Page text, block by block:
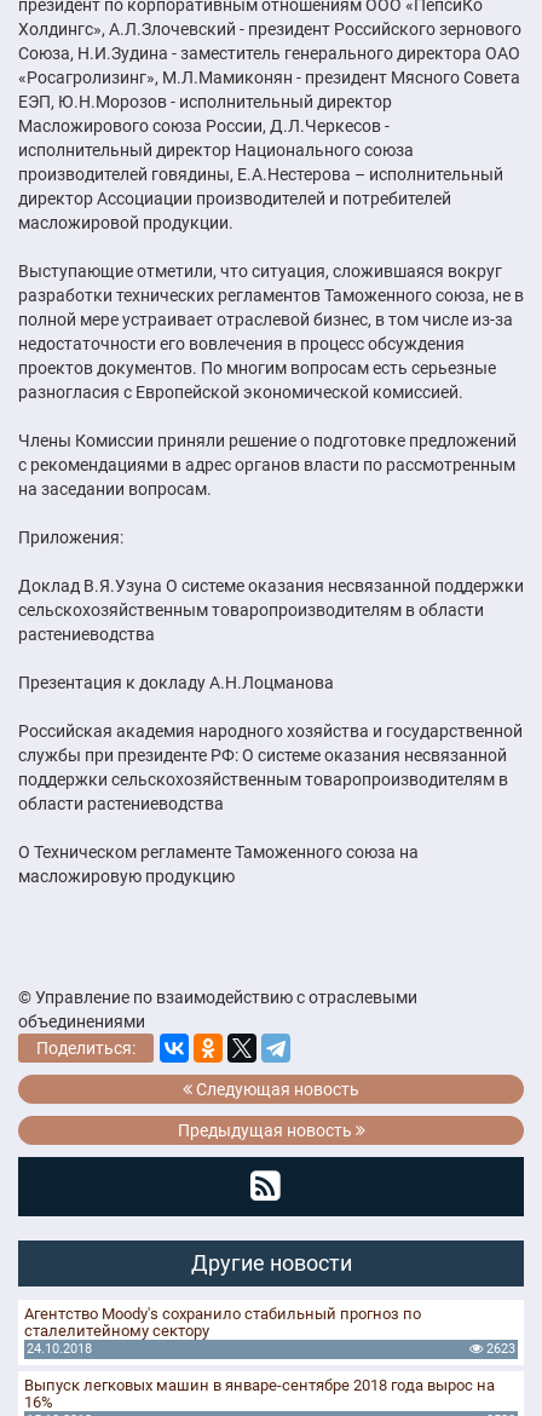
президент по корпоративным отношениям ООО «ПепсиКо
Холдингс», А.Л.Злочевский - президент Российского зернового
Союза, Н.И.Зудина - заместитель генерального директора ОАО
«Росагролизинг», М.Л.Мамиконян - президент Мясного Совета
ЕЭП, Ю.Н.Морозов - исполнительный директор
Масложирового союза России, Д.Л.Черкесов -
исполнительный директор Национального союза
производителей говядины, Е.А.Нестерова – исполнительный
директор Ассоциации производителей и потребителей
масложировой продукции.
Выступающие отметили, что ситуация, сложившаяся вокруг
разработки технических регламентов Таможенного союза, не в
полной мере устраивает отраслевой бизнес, в том числе из-за
недостаточности его вовлечения в процесс обсуждения
проектов документов. По многим вопросам есть серьезные
разногласия с Европейской экономической комиссией.
Члены Комиссии приняли решение о подготовке предложений
с рекомендациями в адрес органов власти по рассмотренным
на заседании вопросам.
Приложения:
Доклад В.Я.Узуна О системе оказания несвязанной поддержки
сельскохозяйственным товаропроизводителям в области
растениеводства
Презентация к докладу А.Н.Лоцманова
Российская академия народного хозяйства и государственной
службы при президенте РФ: О системе оказания несвязанной
поддержки сельскохозяйственным товаропроизводителям в
области растениеводства
О Техническом регламенте Таможенного союза на
масложировую продукцию
© Управление по взаимодействию с отраслевыми
объединениями
Поделиться:
Следующая новость
Предыдущая новость
Другие новости
Агентство Moody's сохранило стабильный прогноз по
сталелитейному сектору
24.10.2018 2623
Выпуск легковых машин в январе-сентябре 2018 года вырос на
16%